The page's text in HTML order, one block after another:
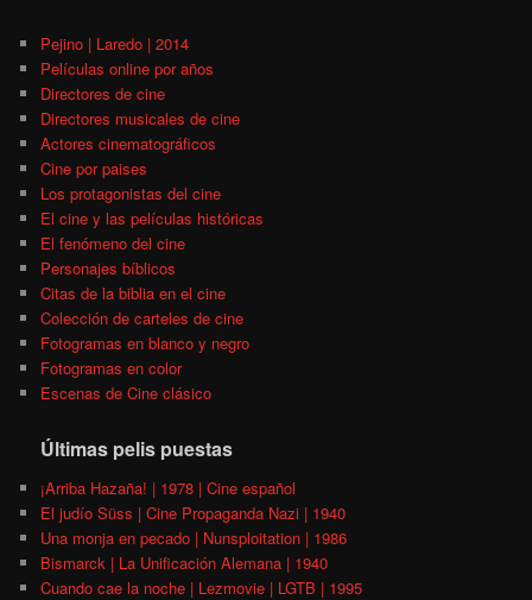
Pejino | Laredo | 2014
Películas online por años
Directores de cine
Directores musicales de cine
Actores cinematográficos
Cine por paises
Los protagonistas del cine
El cine y las películas históricas
El fenómeno del cine
Personajes bíblicos
Citas de la biblia en el cine
Colección de carteles de cine
Fotogramas en blanco y negro
Fotogramas en color
Escenas de Cine clásico
Últimas pelis puestas
¡Arriba Hazaña! | 1978 | Cine español
El judío Süss | Cine Propaganda Nazi | 1940
Una monja en pecado | Nunsploitation | 1986
Bismarck | La Unificación Alemana | 1940
Cuando cae la noche | Lezmovie | LGTB | 1995